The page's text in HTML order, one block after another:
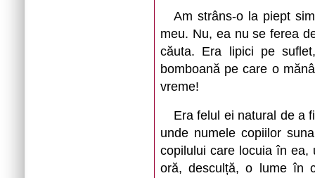
Am strâns-o la piept
meu. Nu, ea nu se ferea
căuta. Era lipici pe
bomboană pe care o
vreme!
Era felul ei natural de a
unde numele copiilor
copilului care locuia în ea,
oră, desculță, o lume în